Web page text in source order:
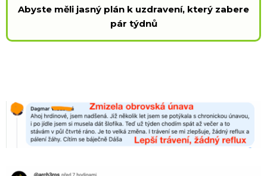
Abyste měli jasný plán k uzdravení, který zabere
pár týdnů